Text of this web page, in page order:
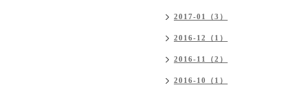
2017-01（3）
2016-12（1）
2016-11（2）
2016-10（1）